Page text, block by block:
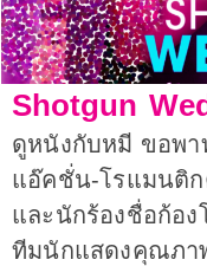
Shotgun
ดูหนังกับหมี ขอพา
แอ๊คชั่น-โรแมนติก
และนักร้องชื่อก้อง
ทีมนักแสดงคุณภา